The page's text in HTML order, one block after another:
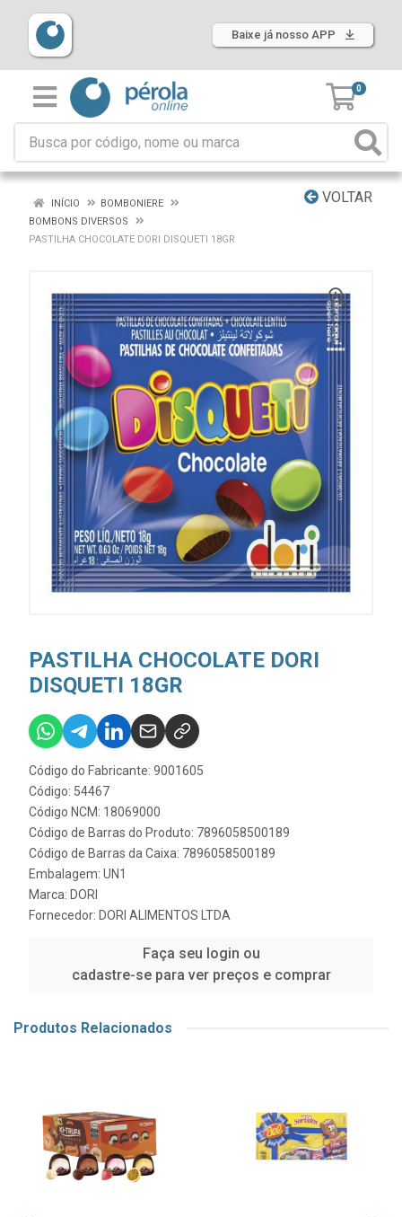
Baixe já nosso APP
0
VOLTAR
INÍCIO
BOMBONIERE
BOMBONS DIVERSOS
PASTILHA CHOCOLATE DORI DISQUETI 18GR
PASTILHA CHOCOLATE DORI
DISQUETI 18GR
Código do Fabricante: 9001605
Código: 54467
Código NCM: 18069000
Código de Barras do Produto: 7896058500189
Código de Barras da Caixa: 7896058500189
Embalagem: UN1
Marca: DORI
Fornecedor: DORI ALIMENTOS LTDA
Faça seu login ou
cadastre-se para ver preços e comprar
Produtos Relacionados